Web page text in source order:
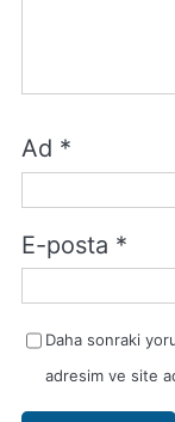
Ad *
E-posta *
Daha sonraki
adresim ve site